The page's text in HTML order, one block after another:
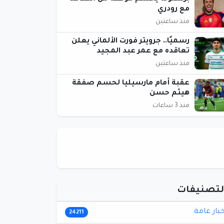
مع رودري
منذ ساعتين
رسميًا.. جرويتر فورت الألماني يعلن
تعاقده مع عمر عبد المجيد
منذ ساعتين
عقبة أمام مارسيليا لحسم صفقة
هيثم حسن
منذ 3 ساعات
عامة 24211